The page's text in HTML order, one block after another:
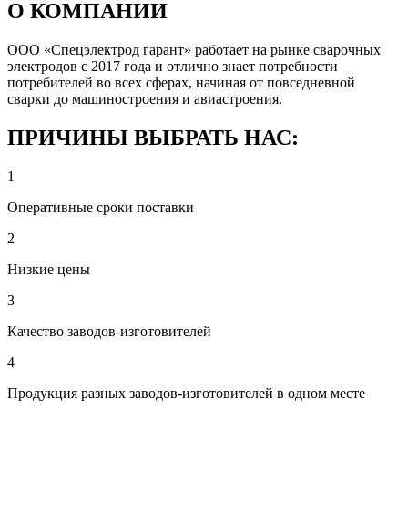
О КОМПАНИИ
ООО «Спецэлектрод гарант» работает на рынке сварочных
электродов с 2017 года и отлично знает потребности
потребителей во всех сферах, начиная от повседневной
сварки до машиностроения и авиастроения.
ПРИЧИНЫ ВЫБРАТЬ НАС:
1
Оперативные сроки поставки
2
Низкие цены
3
Качество заводов-изготовителей
4
Продукция разных заводов-изготовителей в одном месте